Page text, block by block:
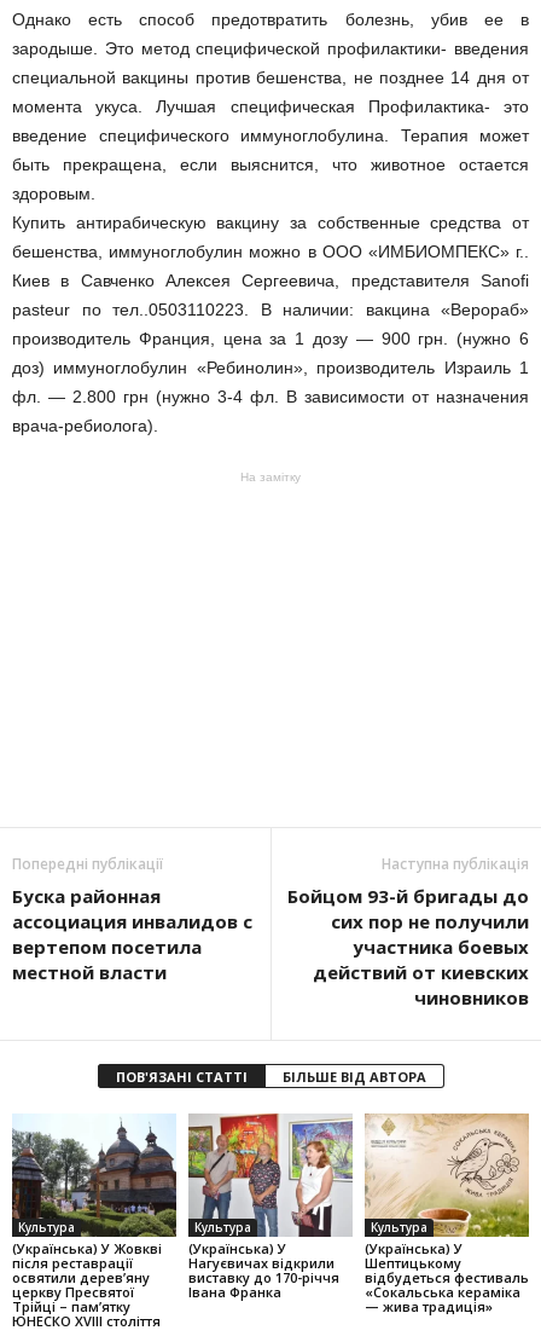
Однако есть способ предотвратить болезнь, убив ее в
зародыше. Это метод специфической профилактики- введения
специальной вакцины против бешенства, не позднее 14 дня от
момента укуса. Лучшая специфическая Профилактика- это
введение специфического иммуноглобулина. Терапия может
быть прекращена, если выяснится, что животное остается
здоровым.
Купить антирабическую вакцину за собственные средства от
бешенства, иммуноглобулин можно в ООО «ИМБИОМПЕКС» г..
Киев в Савченко Алексея Сергеевича, представителя Sanofi
pasteur по тел..0503110223. В наличии: вакцина «Верораб»
производитель Франция, цена за 1 дозу — 900 грн. (нужно 6
доз) иммуноглобулин «Ребинолин», производитель Израиль 1
фл. — 2.800 грн (нужно 3-4 фл. В зависимости от назначения
врача-ребиолога).
На замітку
Попередні публікації
Буска районная
ассоциация инвалидов с
вертепом посетила
местной власти
Наступна публікація
Бойцом 93-й бригады до
сих пор не получили
участника боевых
действий от киевских
чиновников
ПОВ'ЯЗАНІ СТАТТІ БІЛЬШЕ ВІД АВТОРА
Культура
(Українська) У Жовкві
після реставрації
освятили дерев’яну
церкву Пресвятої
Трійці – пам’ятку
ЮНЕСКО XVIII століття
Культура
(Українська) У
Нагуєвичах відкрили
виставку до 170-річчя
Івана Франка
Культура
(Українська) У
Шептицькому
відбудеться фестиваль
«Сокальська кераміка
— жива традиція»